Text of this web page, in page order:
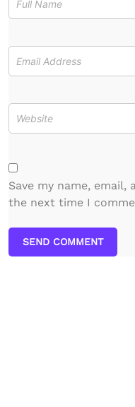
Save my name,
the next time I
SEND COMMENT